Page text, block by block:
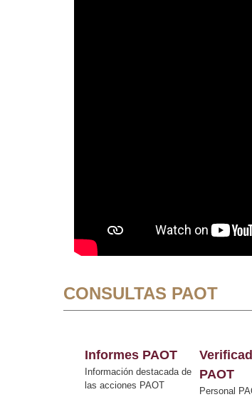
CONSULTAS PAOT
Informes PAOT
Información destacada de
las acciones PAOT
PAOT
Personal